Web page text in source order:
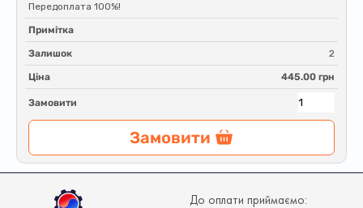
Передоплата 100%!
Примітка
Залишок 2
Ціна 445.00 грн
Замовити
Замовити
До оплати приймаємо: